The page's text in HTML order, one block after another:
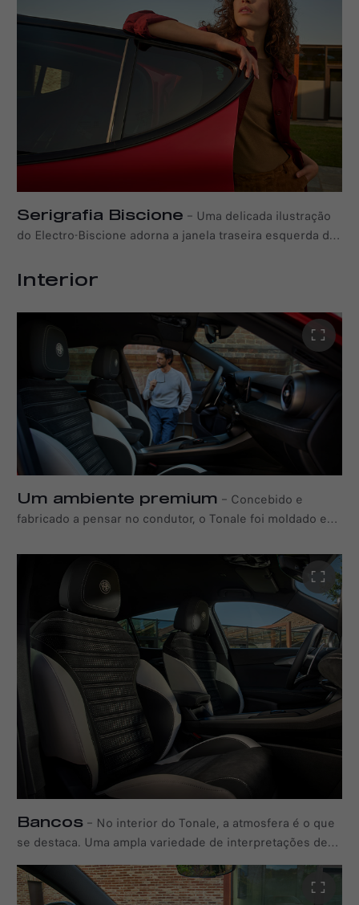
Serigrafia Biscione – Uma delicada ilustração
do Electro-Biscione adorna a janela traseira esquerda do
distinta, à evolução elétrica e ao espírito de competição
Interior
Um ambiente premium – Concebido e
fabricado a pensar no condutor, o Tonale foi moldado em
seu cerne. Uma vasta gama de materiais, acabamentos e
detalhes premium permite que cada interior reflita um
sentido de estilo distinto, enquanto uma interface
totalmente digital e centrada no condutor se integra na
perfeição com um artesanato exclusivo para elevar a
experiência ao volante do Alfa Romeo Tonale Ibrida Plug-
Bancos – No interior do Tonale, a atmosfera é o que
se destaca. Uma ampla variedade de interpretações de
assentos explora tudo, desde o minimalismo refinado até
a expressão italiana ousada, com materiais premium,
texturas distintas e detalhes sutis que moldam o caráter